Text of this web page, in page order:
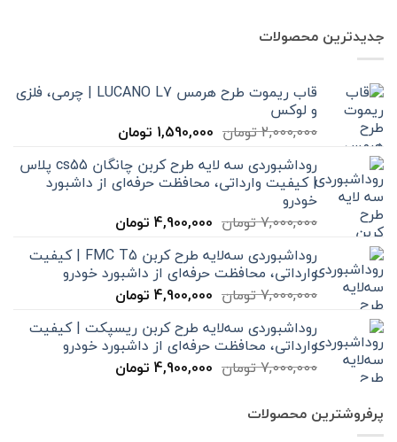
جدیدترین محصولات
قاب ریموت طرح هرمس LUCANO L7 | چرمی، فلزی
و لوکس
2,000,000تومان قیمت
2,000,000 تومان
بود.
1,590,000 تومانقیمت
1,590,000 تومان
است.
روداشبوردی سه‌ لایه طرح کربن چانگان cs55 پلاس
| کیفیت وارداتی، محافظت حرفه‌ای از داشبورد
خودرو
7,000,000تومان قیمت
7,000,000 تومان
بود.
4,900,000 تومانقیمت
4,900,000 تومان
است.
روداشبوردی سه‌لایه طرح کربن FMC T5 | کیفیت
وارداتی، محافظت حرفه‌ای از داشبورد خودرو
7,000,000تومان قیمت
7,000,000 تومان
بود.
4,900,000 تومانقیمت
4,900,000 تومان
است.
روداشبوردی سه‌لایه طرح کربن ریسپکت | کیفیت
وارداتی، محافظت حرفه‌ای از داشبورد خودرو
7,000,000تومان قیمت
4,900,000 تومانقیمت
پرفروشترین محصولات